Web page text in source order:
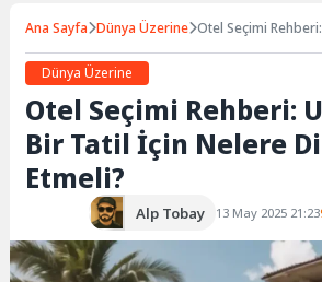
Ana Sayfa Dünya Üzerine Otel Seçimi
Dünya Üzerine
Otel Seçimi Rehberi:
Bir Tatil İçin Nelere
Etmeli?
Alp Tobay 13 May 2025 21:23